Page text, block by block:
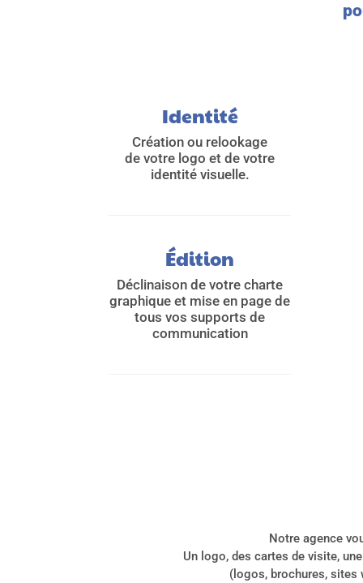
Identité
Création ou relookage
de votre logo et de votre
identité visuelle.
Édition
Déclinaison de votre charte
graphique et mise en page de
tous vos supports de
communication
Notre agence
Un logo, des cartes de visite,
(logos, brochures, sites